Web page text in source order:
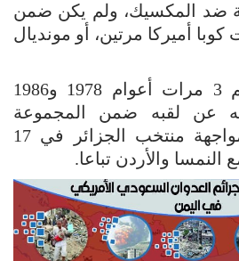
ودية ضد المكسيك، ولم يكن ضمن
أميركا مرتين، أو مونديال
وسيفتتح بطل العالم 3 مرات أعوام 1978 و1986
عن لقبه ضمن المجموعة
العاشرة للبطولة بمواجهة منتخب الجزائر في 17
النمسا والأردن تباعا.